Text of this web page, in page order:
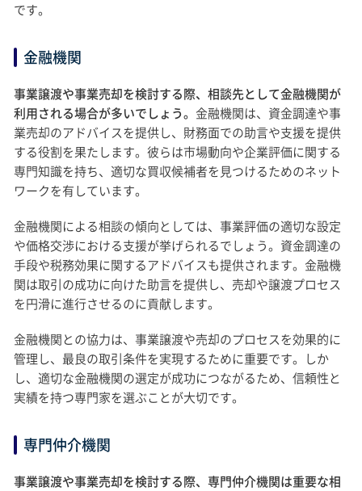
です。
金融機関
事業譲渡や事業売却を検討する際、相談先として金融機関が
利用される場合が多いでしょう。 金融機関は、資金調達や事
業売却のアドバイスを提供し、財務面での助言や支援を提供
する役割を果たします。彼らは市場動向や企業評価に関する
専門知識を持ち、適切な買収候補者を見つけるためのネット
ワークを有しています。
金融機関による相談の傾向としては、事業評価の適切な設定
や価格交渉における支援が挙げられるでしょう。資金調達の
手段や税務効果に関するアドバイスも提供されます。金融機
関は取引の成功に向けた助言を提供し、売却や譲渡プロセス
を円滑に進行させるのに貢献します。
金融機関との協力は、事業譲渡や売却のプロセスを効果的に
管理し、最良の取引条件を実現するために重要です。しか
し、適切な金融機関の選定が成功につながるため、信頼性と
実績を持つ専門家を選ぶことが大切です。
専門仲介機関
事業譲渡や事業売却を検討する際、専門仲介機関は重要な相